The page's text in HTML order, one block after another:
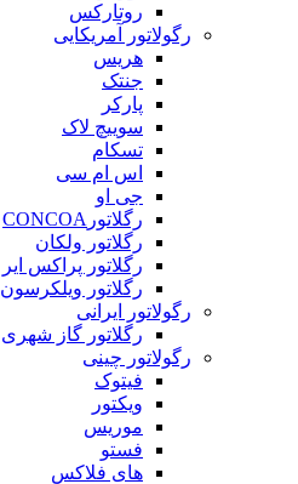
روتارکس
رگولاتور آمریکایی
هریس
جنتک
پارکر
سوییچ لاک
تسکام
اس ام سی
جی او
رگلاتورCONCOA
رگلاتور ولکان
رگلاتور پراکس ایر
رگلاتور ویلکرسون
رگولاتور ایرانی
رگلاتور گاز شهری
رگولاتور چینی
فیتوک
ویکتور
موریس
فستو
های فلاکس